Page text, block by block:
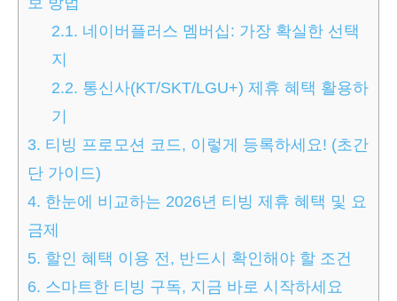
2.1. 네이버플러스 멤버십: 가장 확실한 선택
지
2.2. 통신사(KT/SKT/LGU+) 제휴 혜택 활용하
기
3. 티빙 프로모션 코드, 이렇게 등록하세요! (초간
단 가이드)
4. 한눈에 비교하는 2026년 티빙 제휴 혜택 및 요
금제
5. 할인 혜택 이용 전, 반드시 확인해야 할 조건
6. 스마트한 티빙 구독, 지금 바로 시작하세요